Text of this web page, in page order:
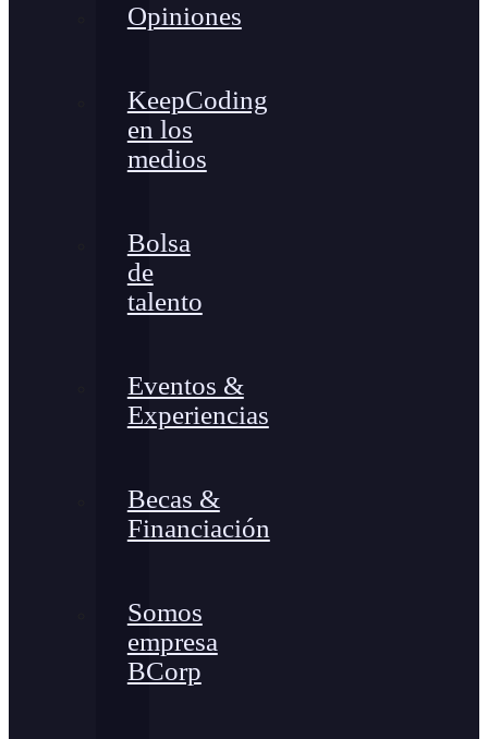
Opiniones
KeepCoding
en los
medios
Bolsa
de
talento
Eventos &
Experiencias
Becas &
Financiación
Somos
empresa
BCorp